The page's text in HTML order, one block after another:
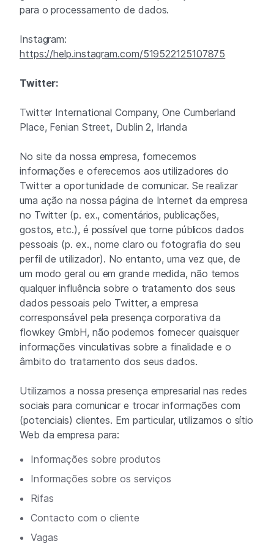
para o processamento de dados.
Instagram:
https://help.instagram.com/519522125107875
Twitter:
Twitter International Company, One Cumberland
Place, Fenian Street, Dublin 2, Irlanda
No site da nossa empresa, fornecemos
informações e oferecemos aos utilizadores do
Twitter a oportunidade de comunicar. Se realizar
uma ação na nossa página de Internet da empresa
no Twitter (p. ex., comentários, publicações,
gostos, etc.), é possível que torne públicos dados
pessoais (p. ex., nome claro ou fotografia do seu
perfil de utilizador). No entanto, uma vez que, de
um modo geral ou em grande medida, não temos
qualquer influência sobre o tratamento dos seus
dados pessoais pelo Twitter, a empresa
corresponsável pela presença corporativa da
flowkey GmbH, não podemos fornecer quaisquer
informações vinculativas sobre a finalidade e o
âmbito do tratamento dos seus dados.
Utilizamos a nossa presença empresarial nas redes
sociais para comunicar e trocar informações com
(potenciais) clientes. Em particular, utilizamos o sítio
Web da empresa para:
Informações sobre produtos
Informações sobre os serviços
Rifas
Contacto com o cliente
Vagas